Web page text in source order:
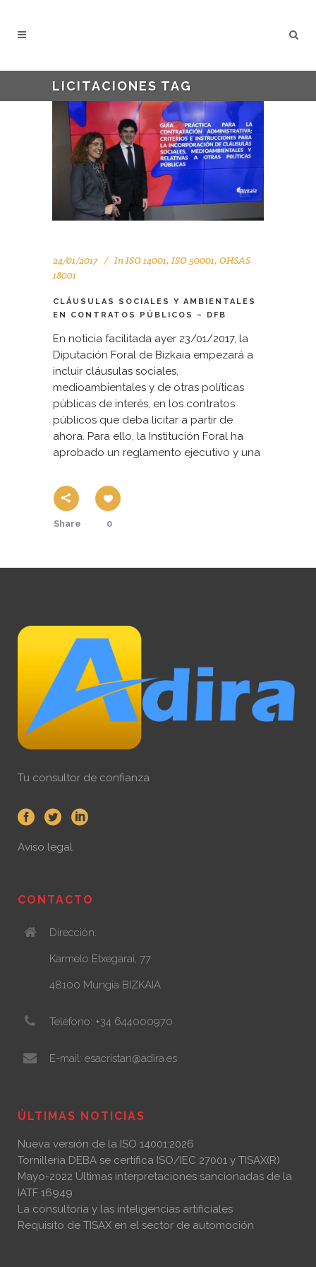
LICITACIONES TAG
24/01/2017 InISO 14001, ISO 50001, OHSAS
18001
CLÁUSULAS SOCIALES Y AMBIENTALES
EN CONTRATOS PÚBLICOS – DFB
En noticia facilitada ayer 23/01/2017, la
Diputación Foral de Bizkaia empezará a
incluir cláusulas sociales,
medioambientales y de otras políticas
públicas de interés, en los contratos
públicos que deba licitar a partir de
ahora. Para ello, la Institución Foral ha
aprobado un reglamento ejecutivo y una
Share 0
Tu consultor de confianza
Aviso legal
CONTACTO
Dirección:
Karmelo Etxegarai, 77
48100 Mungia BIZKAIA
Teléfono: +34 644000970
E-mail: esacristan@adira.es
ÚLTIMAS NOTICIAS
Nueva versión de la ISO 14001:2026
Tornillería DEBA se certifica ISO/IEC 27001 y TISAX(R)
Mayo-2022 Últimas interpretaciones sancionadas de la
IATF 16949
La consultoría y las inteligencias artificiales
Requisito de TISAX en el sector de automoción